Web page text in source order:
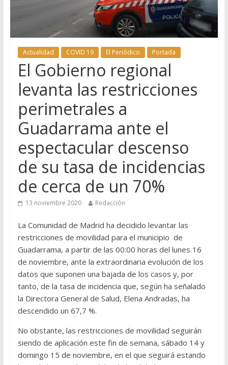
Actualidad COVID 19 El Periódico Portada
El Gobierno regional
levanta las restricciones
perimetrales a
Guadarrama ante el
espectacular descenso
de su tasa de incidencias
de cerca de un 70%
13 noviembre 2020 Redacción
La Comunidad de Madrid ha decidido levantar las
restricciones de movilidad para el municipio de
Guadarrama, a partir de las 00:00 horas del lunes 16
de noviembre, ante la extraordinaria evolución de los
datos que suponen una bajada de los casos y, por
tanto, de la tasa de incidencia que, según ha señalado
la Directora General de Salud, Elena Andradas, ha
descendido un 67,7 %.
No obstante, las restricciones de movilidad seguirán
siendo de aplicación este fin de semana, sábado 14 y
domingo 15 de noviembre, en el que seguirá estando